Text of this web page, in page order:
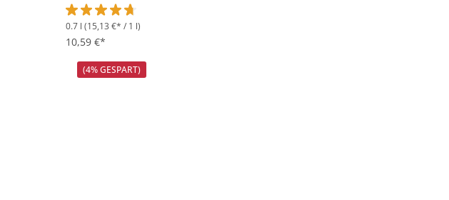
Durchschnittliche Bewertung von 4.8 von 5 Sternen
0.7 l (15,13 €* / 1 l)
10,59 €*
(4% GESPART)